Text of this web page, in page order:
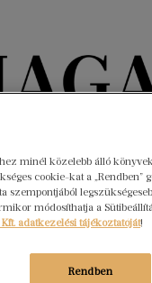
az olvasókig
A hónap könyvei
pedig a
minél közelebb álló
cookie-kat a „Rendben”
módosíthatja a
adatkezelési tájékoztatóját!
Rendben